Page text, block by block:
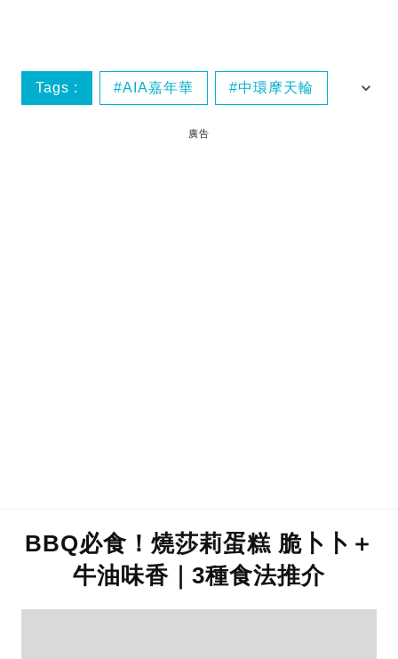
Tags : AIA嘉年華 中環摩天輪
聖誕節2018
廣告
BBQ必食！燒莎莉蛋糕 脆卜卜＋
牛油味香｜3種食法推介